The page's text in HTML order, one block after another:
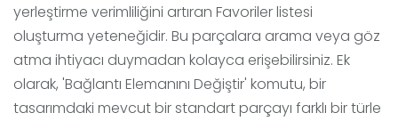
yerleştirme verimliliğini artıran Favoriler listesi
oluşturma yeteneğidir. Bu parçalara arama veya göz
atma ihtiyacı duymadan kolayca erişebilirsiniz. Ek
olarak, 'Bağlantı Elemanını Değiştir' komutu, bir
tasarımdaki mevcut bir standart parçayı farklı bir türle